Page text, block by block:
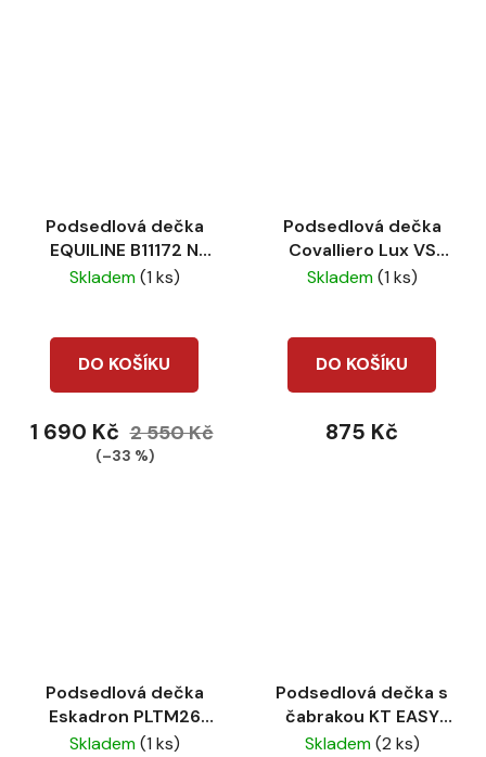
Podsedlová dečka
EQUILINE B11172 N
white
Skladem(1 ks)
DO KOŠÍKU
1 690 Kč 2 550 Kč
(–33 %)
Podsedlová dečka
Covalliero Lux VS
Light berry
Skladem(1 ks)
DO KOŠÍKU
875 Kč
Podsedlová dečka
Eskadron PLTM26
Mattgloss contrast
Skladem(1 ks)
Podsedlová dečka s
čabrakou KT EASY
Navy
Skladem(2 ks)